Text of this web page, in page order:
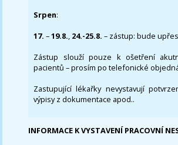
Srpen:
17. –19.8., 24.-25.8. – zástup: bude
Zástup slouží pouze k ošetření
pacientů – prosím po telefonické
Zastupující lékařky nevystavují
výpisy z dokumentace apod..
INFORMACE K VYSTAVENÍ PRACOVNÍ